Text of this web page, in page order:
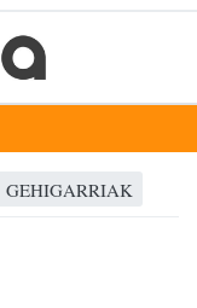
GEHIGARRIAK